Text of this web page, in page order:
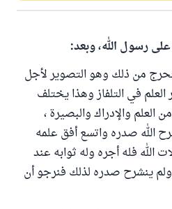
رسول الله، وبعد:
من ذلك وهو التصوير لأجل
العلم في التلفاز وهذا يختلف
والإدراك والبصيرة ،
الله صدره واتسع أفق علمه
الله فله أجره وله ثوابه عند
ولم ينشرح صدره لذلك فنرجو أن